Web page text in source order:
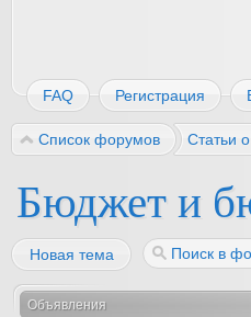
FAQ Регистрация
Список форумов Статьи
Бюджет и
Новая тема
Объявления